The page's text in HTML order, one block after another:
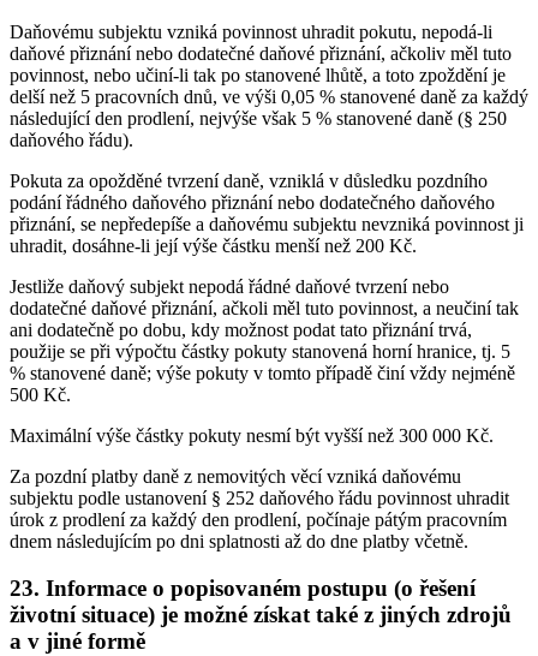
Daňovému subjektu vzniká povinnost uhradit pokutu, nepodá-li
daňové přiznání nebo dodatečné daňové přiznání, ačkoliv měl tuto
povinnost, nebo učiní-li tak po stanovené lhůtě, a toto zpoždění je
delší než 5 pracovních dnů, ve výši 0,05 % stanovené daně za každý
následující den prodlení, nejvýše však 5 % stanovené daně (§ 250
daňového řádu).
Pokuta za opožděné tvrzení daně, vzniklá v důsledku pozdního
podání řádného daňového přiznání nebo dodatečného daňového
přiznání, se nepředepíše a daňovému subjektu nevzniká povinnost ji
uhradit, dosáhne-li její výše částku menší než 200 Kč.
Jestliže daňový subjekt nepodá řádné daňové tvrzení nebo
dodatečné daňové přiznání, ačkoli měl tuto povinnost, a neučiní tak
ani dodatečně po dobu, kdy možnost podat tato přiznání trvá,
použije se při výpočtu částky pokuty stanovená horní hranice, tj. 5
% stanovené daně; výše pokuty v tomto případě činí vždy nejméně
500 Kč.
Maximální výše částky pokuty nesmí být vyšší než 300 000 Kč.
Za pozdní platby daně z nemovitých věcí vzniká daňovému
subjektu podle ustanovení § 252 daňového řádu povinnost uhradit
úrok z prodlení za každý den prodlení, počínaje pátým pracovním
dnem následujícím po dni splatnosti až do dne platby včetně.
23. Informace o popisovaném postupu (o řešení
životní situace) je možné získat také z jiných zdrojů
a v jiné formě